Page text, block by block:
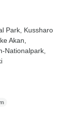
Park , Kussharo
Akan
Nationalpark